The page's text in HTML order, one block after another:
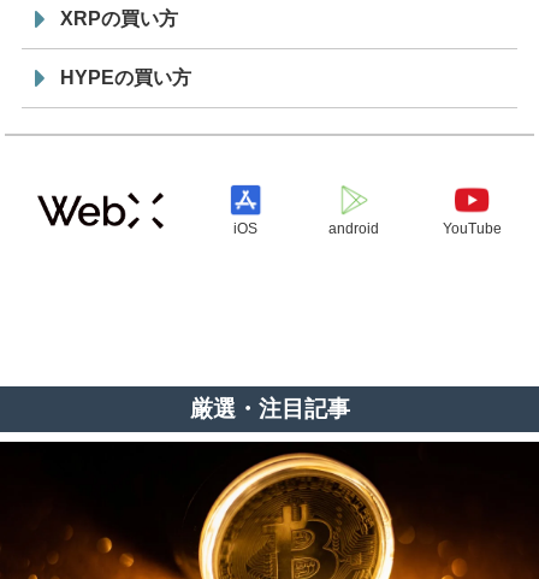
XRPの買い方
HYPEの買い方
iOS android YouTube
厳選・注目記事